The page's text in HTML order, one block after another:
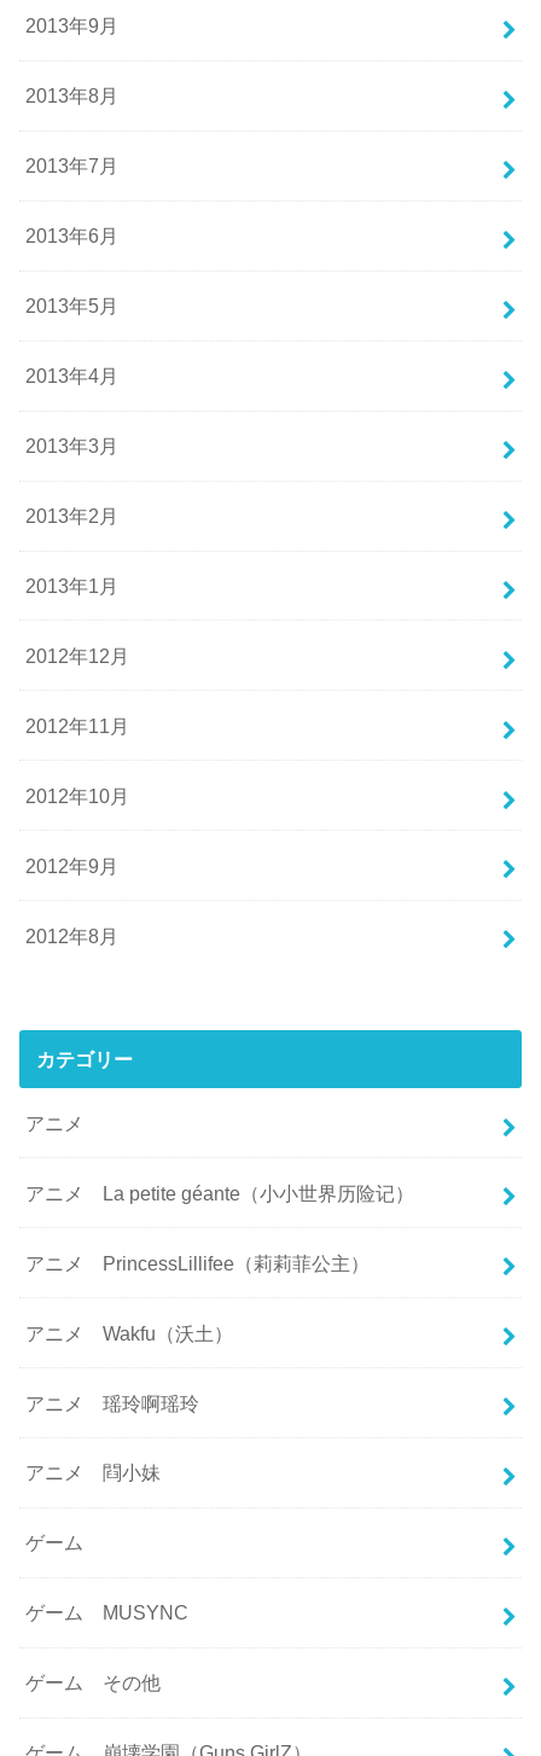
2013年9月
2013年8月
2013年7月
2013年6月
2013年5月
2013年4月
2013年3月
2013年2月
2013年1月
2012年12月
2012年11月
2012年10月
2012年9月
2012年8月
カテゴリー
アニメ
アニメ La petite géante（小小世界历险记）
アニメ PrincessLillifee（莉莉菲公主）
アニメ Wakfu（沃土）
アニメ 瑶玲啊瑶玲
アニメ 閰小妹
ゲーム
ゲーム MUSYNC
ゲーム その他